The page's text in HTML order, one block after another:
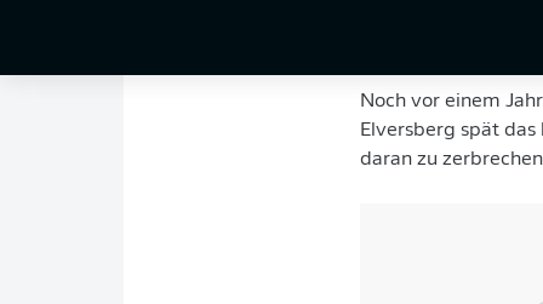
Mannschaften von
Noch vor einem
Elversberg spät
daran zu